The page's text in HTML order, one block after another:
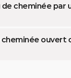
cheminée par
cheminée